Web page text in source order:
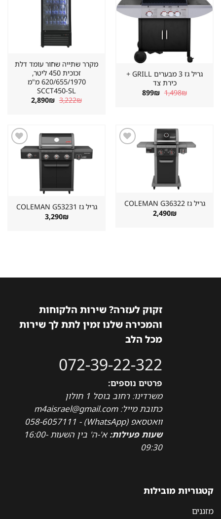
גריל גז 3 מבערים GRILL +
כירת צד
1,498₪ המחיר
המקורי
899₪ המחיר
הנוכחי
מקרר שתייה שחור עומד דלת
זכוכית 450 ליטר,
620/655/1970 מ"מ
SCCT450-SL
3,222₪ המחיר
2,890₪ המחיר
הנוכחי
גריל גז ⁦COLEMAN G36322⁩
2,490₪
שמור
מוצר
גריל גז ⁦COLEMAN G53231⁩
3,290₪
זקוק לעזרה? שירות הלקוחות
והמכירה שלנו זמין לתת לך שירות
מכל הלב
072-39-22-322
פרטים נוספים:
משרדינו: רחוב בוסל 1 חולון
כתובת מייל: m4aisrael@gmail.com
וואטסאפ (WhatsApp) - 058-6057111
שעות פעילות:
א'-ה' בין השעות 16:00-
09:30
קטגוריות מובילות
מזגנים